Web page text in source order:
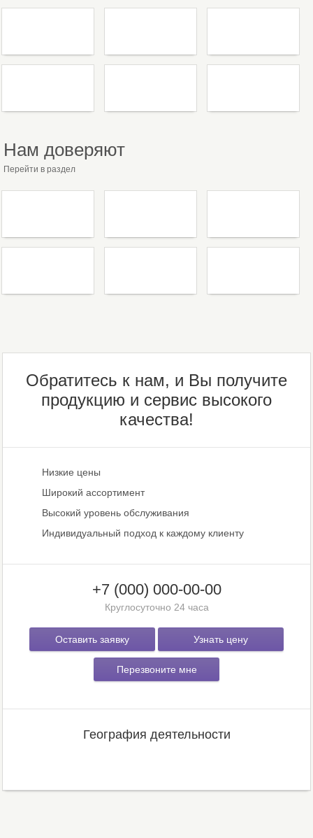
Нам доверяют
Перейти в раздел
Обратитесь к нам, и Вы получите
продукцию и сервис высокого
качества!
Низкие цены
Широкий ассортимент
Высокий уровень обслуживания
Индивидуальный подход к каждому клиенту
+7 (000) 000-00-00
Круглосуточно 24 часа
Оставить заявку Узнать цену
Перезвоните мне
География деятельности